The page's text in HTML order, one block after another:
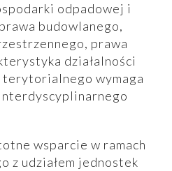
odpadowej i
budowlanego,
prawa
działalności
terytorialnego wymaga
wsparcie w ramach
z udziałem jednostek